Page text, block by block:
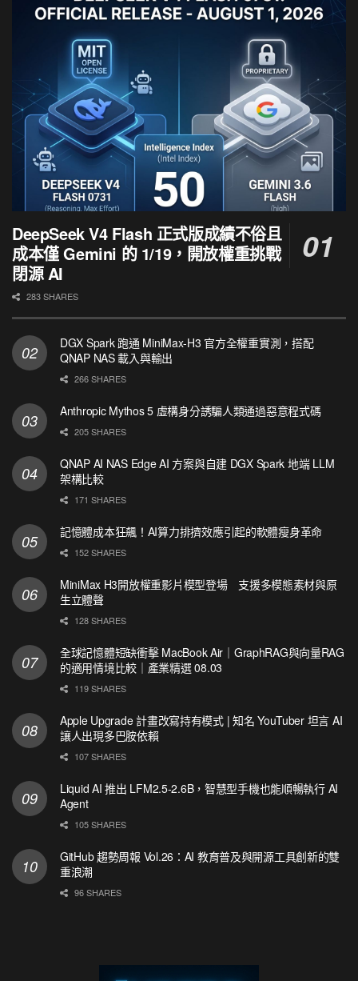
DeepSeek V4 Flash 正式版成績不俗且
成本僅 Gemini 的 1/19，開放權重挑戰
閉源 AI
283 SHARES
DGX Spark 跑通 MiniMax-H3 官方全權重實測，搭配
QNAP NAS 載入與輸出
266 SHARES
Anthropic Mythos 5 虛構身分誘騙人類通過惡意程式碼
205 SHARES
QNAP AI NAS Edge AI 方案與自建 DGX Spark 地端 LLM
架構比較
171 SHARES
記憶體成本狂飆！AI算力排擠效應引起的軟體瘦身革命
152 SHARES
MiniMax H3開放權重影片模型登場 支援多模態素材與原
生立體聲
128 SHARES
全球記憶體短缺衝擊 MacBook Air｜GraphRAG與向量RAG
的適用情境比較｜產業精選 08.03
119 SHARES
Apple Upgrade 計畫改寫持有模式 | 知名 YouTuber 坦言 AI
讓人出現多巴胺依賴
107 SHARES
Liquid AI 推出 LFM2.5-2.6B，智慧型手機也能順暢執行 AI
Agent
105 SHARES
GitHub 趨勢周報 Vol.26：AI 教育普及與開源工具創新的雙
重浪潮
96 SHARES